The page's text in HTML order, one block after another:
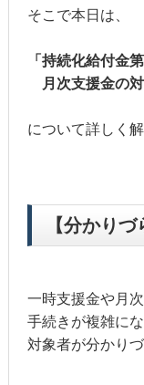
そこで本日は、
「持続化給付金
月次支援金の対
について詳しく解
【分かりづ
一時支援金や月
手続きが複雑にな
対象者が分かり